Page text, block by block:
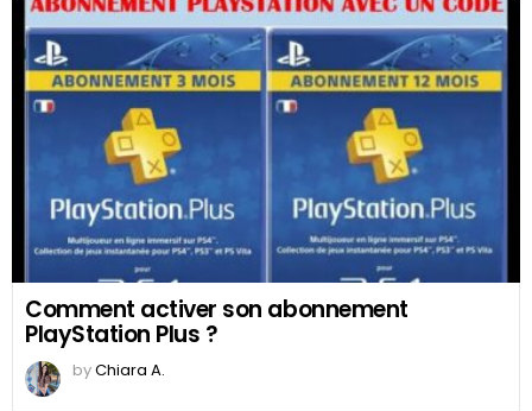
Comment activer son abonnement
PlayStation Plus ?
byChiara A.